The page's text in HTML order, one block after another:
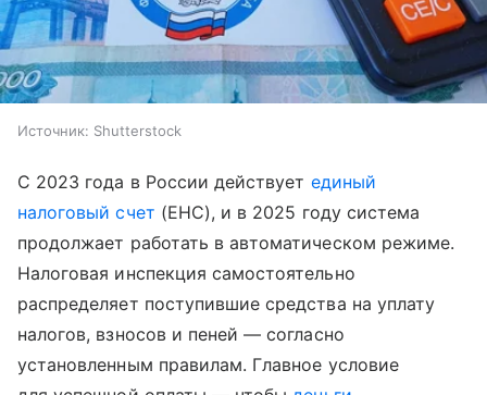
Источник: Shutterstock
С 2023 года в России действует единый
налоговый счет (ЕНС), и в 2025 году система
продолжает работать в автоматическом режиме.
Налоговая инспекция самостоятельно
распределяет поступившие средства на уплату
налогов, взносов и пеней — согласно
установленным правилам. Главное условие